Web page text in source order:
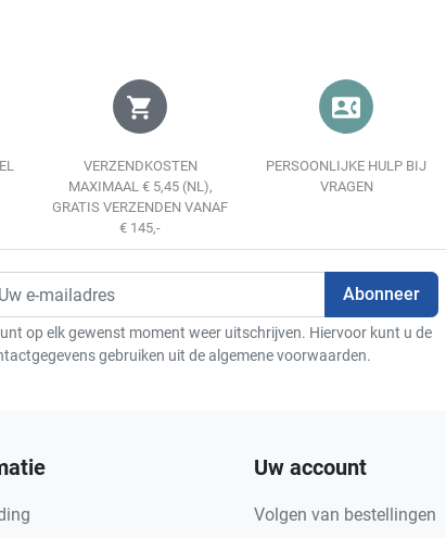
shopping_cart
VERZENDKOSTEN
MAXIMAAL € 5,45 (NL),
GRATIS VERZENDEN VANAF
€ 145,-
contact_phone
PERSOONLIJKE HULP BIJ
VRAGEN
op elk gewenst moment weer uitschrijven. Hiervoor kunt u de
gebruiken uit de algemene voorwaarden.
Uw account
Volgen van bestellingen